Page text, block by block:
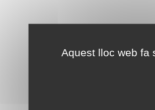
Aquest lloc web fa